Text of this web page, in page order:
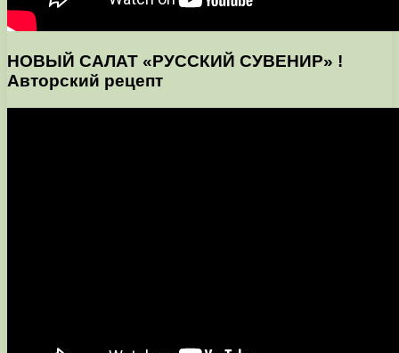
НОВЫЙ САЛАТ «РУССКИЙ СУВЕНИР» !
Авторский рецепт